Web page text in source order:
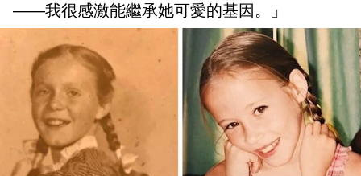
——我很感激能繼承她可愛的基因。」